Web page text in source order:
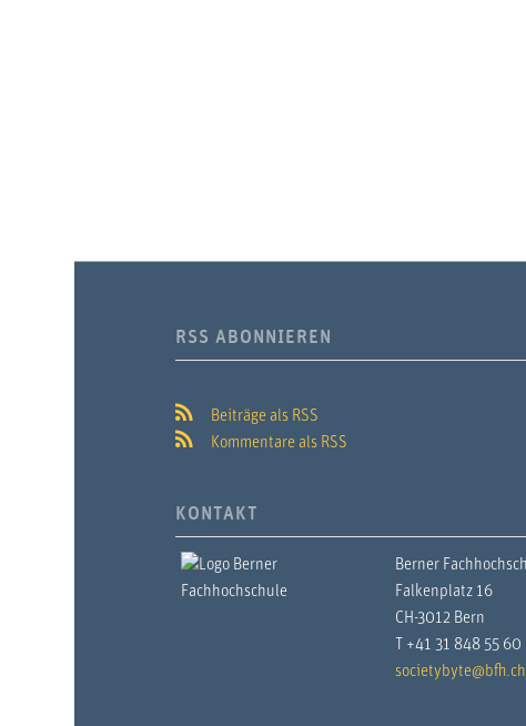
RSS ABONNIEREN
Beiträge als RSS
Kommentare als RSS
KONTAKT
Berner
Falkenplatz 16
CH-3012 Bern
T +41 31 848 55 60
societybyte@bfh.ch